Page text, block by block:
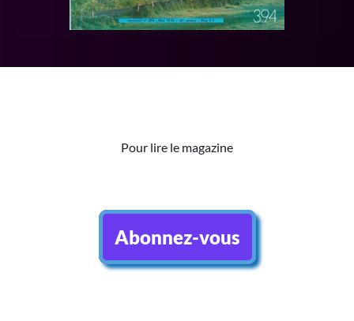
Pour lire le magazine
Abonnez-vous